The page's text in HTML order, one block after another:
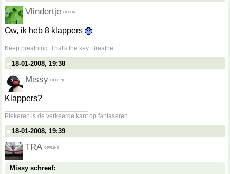
Vlindertje
Ow, ik heb 8 klappers
Keep breathing. That's the key. Breathe.
18-01-2008, 19:38
Missy
Klappers?
Piekeren is de verkeerde kant op fantaseren.
18-01-2008, 19:39
TRA
Missy schreef: